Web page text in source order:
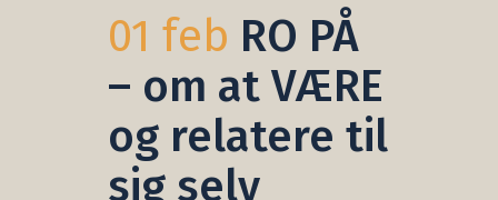
01 feb RO PÅ
– om at VÆRE
og relatere til
sig selv